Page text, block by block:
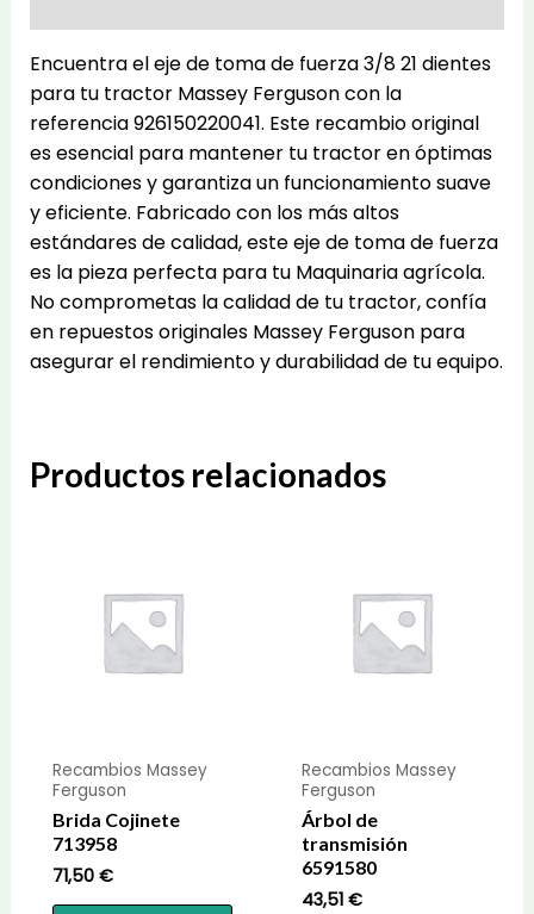
Encuentra el eje de toma de fuerza 3/8 21 dientes
para tu tractor Massey Ferguson con la
referencia 926150220041. Este recambio original
es esencial para mantener tu tractor en óptimas
condiciones y garantiza un funcionamiento suave
y eficiente. Fabricado con los más altos
estándares de calidad, este eje de toma de fuerza
es la pieza perfecta para tu Maquinaria agrícola.
No comprometas la calidad de tu tractor, confía
en repuestos originales Massey Ferguson para
asegurar el rendimiento y durabilidad de tu equipo.
Productos relacionados
Recambios Massey
Ferguson
Brida Cojinete
713958
71,50 €
Recambios Massey
Ferguson
Árbol de
transmisión
6591580
43,51€